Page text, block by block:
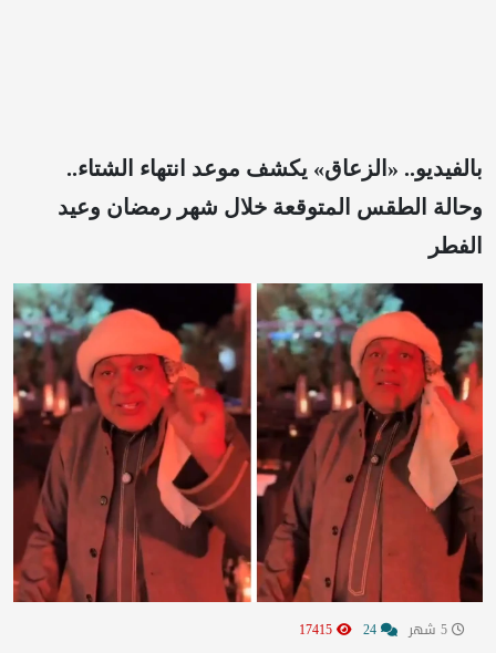
بالفيديو.. «الزعاق» يكشف موعد انتهاء الشتاء..
وحالة الطقس المتوقعة خلال شهر رمضان وعيد
الفطر